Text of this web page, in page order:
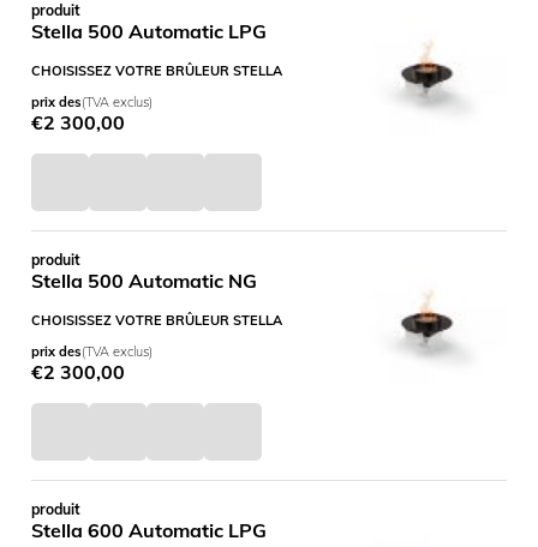
produit
Stella 500 Automatic LPG
CHOISISSEZ VOTRE BRÛLEUR STELLA
prix des(TVA exclus)
€2 300,00
produit
Stella 500 Automatic NG
CHOISISSEZ VOTRE BRÛLEUR STELLA
prix des(TVA exclus)
€2 300,00
produit
Stella 600 Automatic LPG